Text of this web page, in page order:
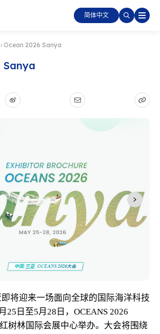
简体中文
› Ocean 2026 Sanya
Sanya
将迎来一场面向全球的国际海洋科技
25日至5月28日，OCEANS 2026
树林国际会展中心举办。大会将围绕